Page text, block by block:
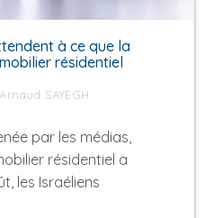
à ce que la
résidentiel
Arnaud SAYEGH
par les médias,
résidentiel a
les Israéliens